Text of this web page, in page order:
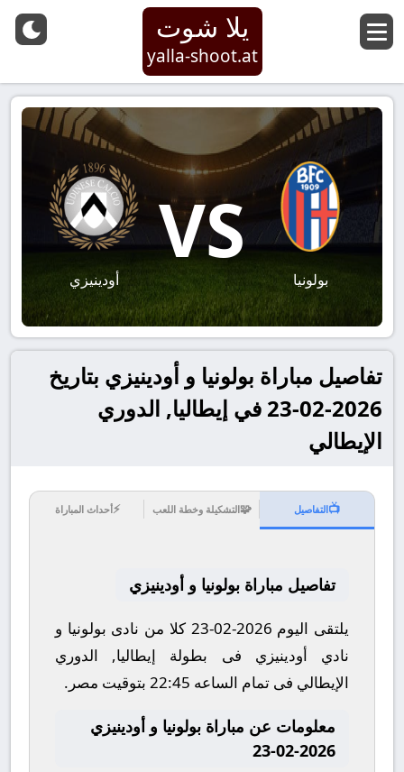
يلا شوت
yalla-shoot.at
بولونيا
VS
أودينيزي
تفاصيل مباراة بولونيا و أودينيزي بتاريخ
2026-02-23 في إيطاليا, الدوري
الإيطالي
📺التفاصيل 🧩التشكيلة وخطة اللعب ⚡أحداث المباراة
تفاصيل مباراة بولونيا و أودينيزي
يلتقى اليوم 2026-02-23 كلا من نادى بولونيا و
نادي أودينيزي فى بطولة إيطاليا, الدوري
الإيطالي فى تمام الساعه 22:45 بتوقيت مصر.
معلومات عن مباراة بولونيا و أودينيزي
2026-02-23